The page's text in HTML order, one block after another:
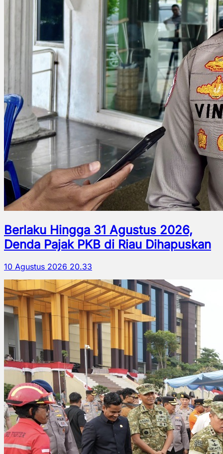
Berlaku Hingga 31 Agustus 2026,
Denda Pajak PKB di Riau Dihapuskan
10 Agustus 2026 20.33